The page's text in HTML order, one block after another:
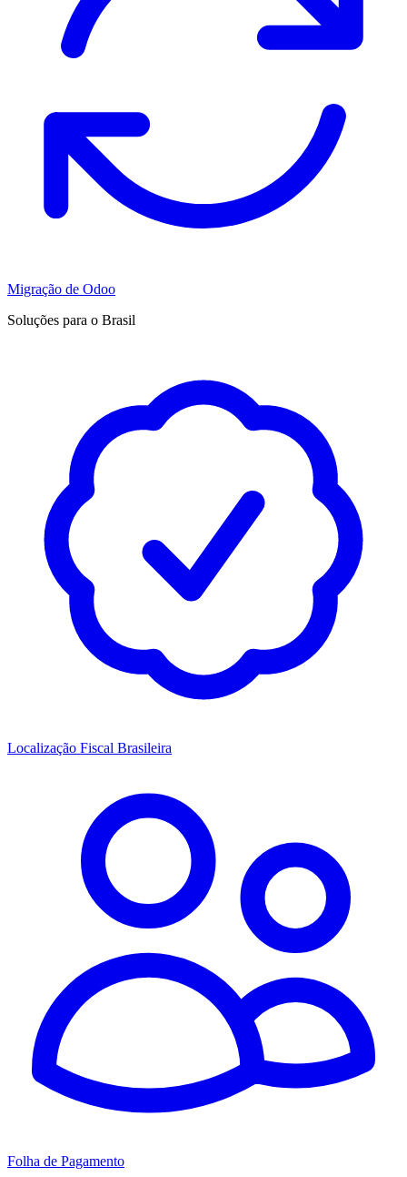
Migração de Odoo
Soluções para o Brasil
Localização Fiscal Brasileira
Folha de Pagamento